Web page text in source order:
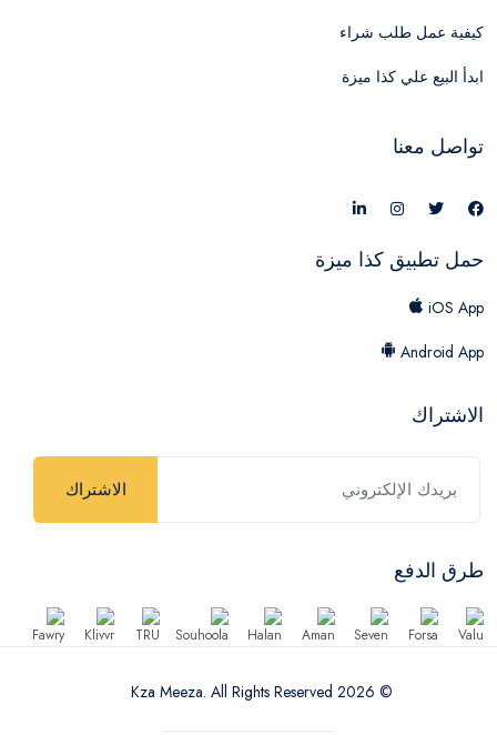
كيفية عمل طلب شراء
ابدأ البيع علي كذا ميزة
تواصل معنا
حمل تطبيق كذا ميزة
iOS App
Android App
الاشتراك
الاشتراك
طرق الدفع
© 2026 Kza Meeza. All Rights Reserved